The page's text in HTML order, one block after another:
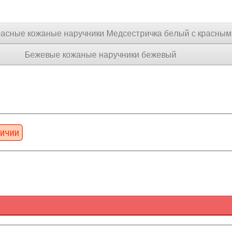
Бело-красные кожаные наручники Медсестричка белый с красным
Бежевые кожаные наручники бежевый